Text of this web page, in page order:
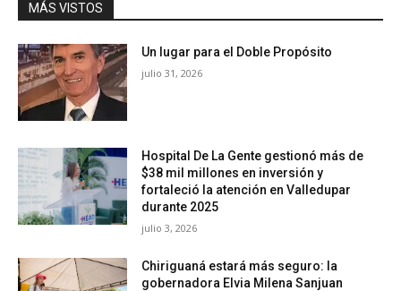
MÁS VISTOS
Un lugar para el Doble Propósito
julio 31, 2026
Hospital De La Gente gestionó más de
$38 mil millones en inversión y
fortaleció la atención en Valledupar
durante 2025
julio 3, 2026
Chiriguaná estará más seguro: la
gobernadora Elvia Milena Sanjuan